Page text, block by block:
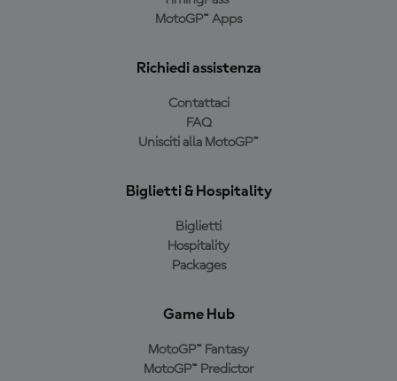
MotoGP™ Apps
Richiedi assistenza
Contattaci
FAQ
Unisciti alla MotoGP™
Biglietti & Hospitality
Biglietti
Hospitality
Packages
Game Hub
MotoGP™ Fantasy
MotoGP™ Predictor